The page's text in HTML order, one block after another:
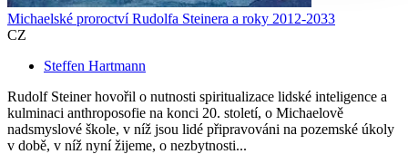
Michaelské proroctví Rudolfa Steinera a roky 2012-2033
CZ
Steffen Hartmann
Rudolf Steiner hovořil o nutnosti spiritualizace lidské inteligence a
kulminaci anthroposofie na konci 20. století, o Michaelově
nadsmyslové škole, v níž jsou lidé připravováni na pozemské úkoly
v době, v níž nyní žijeme, o nezbytnosti...